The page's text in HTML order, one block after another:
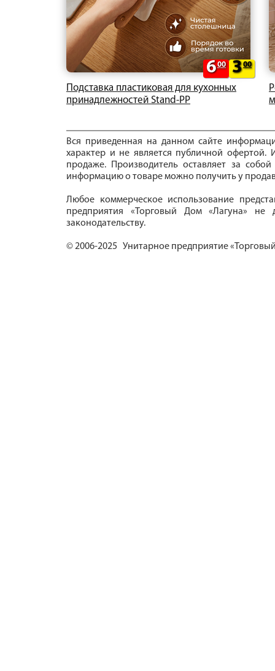
Подставка пластиковая для кухонных
принадлежностей Stand-PP
600 300
Вся приведенная на данном сайте
характер и не является публичной офертой.
продаже. Производитель оставляет за
информацию о товаре можно получить у
Любое коммерческое использование
предприятия «Торговый Дом «Лагуна» не
законодательству.
© 2006-2025 Унитарное предприятие